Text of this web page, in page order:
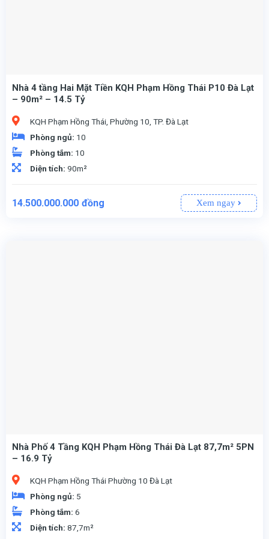
Nhà 4 tầng Hai Mặt Tiền KQH Phạm Hồng Thái P10 Đà Lạt
– 90m² – 14.5 Tỷ
KQH Phạm Hồng Thái, Phường 10, TP. Đà Lạt
Phòng ngủ: 10
Phòng tắm: 10
Diện tích: 90m²
14.500.000.000 đồng Xem ngay
Nhà Phố 4 Tầng KQH Phạm Hồng Thái Đà Lạt 87,7m² 5PN
– 16.9 Tỷ
KQH Phạm Hồng Thái Phường 10 Đà Lạt
Phòng ngủ: 5
Phòng tắm: 6
Diện tích: 87,7m²